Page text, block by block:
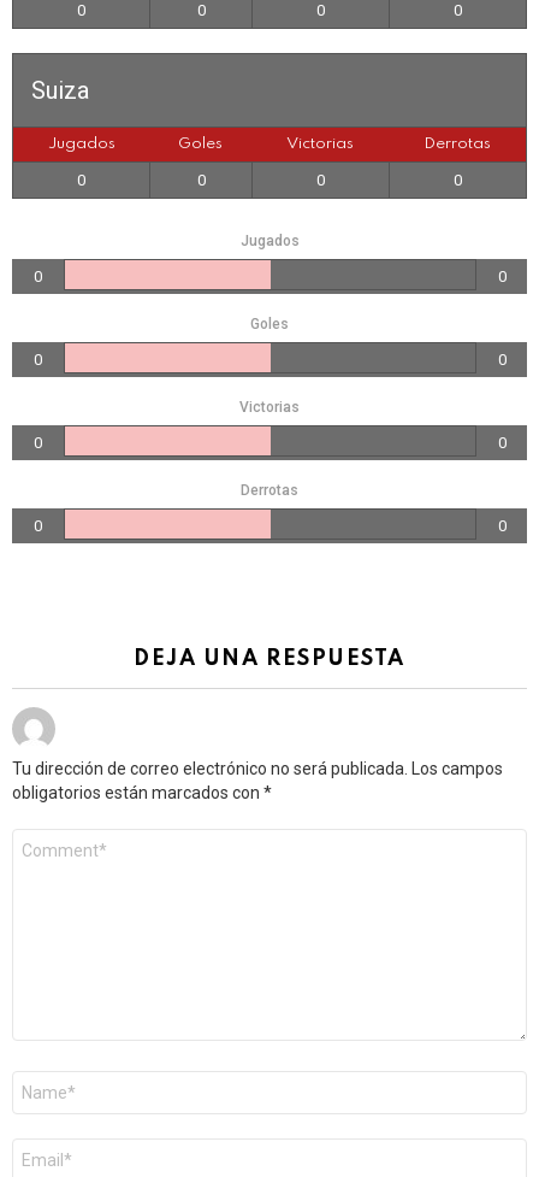
0 0 0 0
Suiza
Jugados Goles Victorias Derrotas
0 0 0 0
Jugados
0 0
Goles
0 0
Victorias
0 0
Derrotas
0 0
DEJA UNA RESPUESTA
Tu dirección de correo electrónico no será publicada.
Los campos
obligatorios están marcados con *
electrónico